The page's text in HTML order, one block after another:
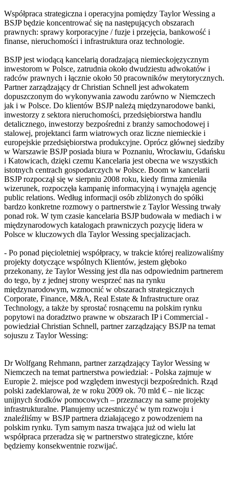
Współpraca strategiczna i operacyjna pomiędzy Taylor Wessing a
BSJP będzie koncentrować się na następujących obszarach
prawnych: sprawy korporacyjne / fuzje i przejęcia, bankowość i
finanse, nieruchomości i infrastruktura oraz technologie.
BSJP jest wiodącą kancelarią doradzającą niemieckojęzycznym
inwestorom w Polsce, zatrudnia około dwudziestu adwokatów i
radców prawnych i łącznie około 50 pracowników merytorycznych.
Partner zarządzający dr Christian Schnell jest adwokatem
dopuszczonym do wykonywania zawodu zarówno w Niemczech
jak i w Polsce. Do klientów BSJP należą międzynarodowe banki,
inwestorzy z sektora nieruchomości, przedsiębiorstwa handlu
detalicznego, inwestorzy bezpośredni z branży samochodowej i
stalowej, projektanci farm wiatrowych oraz liczne niemieckie i
europejskie przedsiębiorstwa produkcyjne. Oprócz głównej siedziby
w Warszawie BSJP posiada biura w Poznaniu, Wrocławiu, Gdańsku
i Katowicach, dzięki czemu Kancelaria jest obecna we wszystkich
istotnych centrach gospodarczych w Polsce. Boom w kancelarii
BSJP rozpoczął się w sierpniu 2008 roku, kiedy firma zmieniła
wizerunek, rozpoczęła kampanię informacyjną i wynajęła agencję
public relations. Według informacji osób zbliżonych do spółki
bardzo konkretne rozmowy o partnerstwie z Taylor Wessing trwały
ponad rok. W tym czasie kancelaria BSJP budowała w mediach i w
międzynarodowych katalogach prawniczych pozycję lidera w
Polsce w kluczowych dla Taylor Wessing specjalizacjach.
- Po ponad pięcioletniej współpracy, w trakcie której realizowaliśmy
projekty dotyczące wspólnych Klientów, jestem głęboko
przekonany, że Taylor Wessing jest dla nas odpowiednim partnerem
do tego, by z jednej strony wesprzeć nas na rynku
międzynarodowym, wzmocnić w obszarach strategicznych
Corporate, Finance, M&A, Real Estate & Infrastructure oraz
Technology, a także by sprostać rosnącemu na polskim rynku
popytowi na doradztwo prawne w obszarach IP i Commercial -
powiedział Christian Schnell, partner zarządzający BSJP na temat
sojuszu z Taylor Wessing:
Dr Wolfgang Rehmann, partner zarządzający Taylor Wessing w
Niemczech na temat partnerstwa powiedział: - Polska zajmuje w
Europie 2. miejsce pod względem inwestycji bezpośrednich. Rząd
polski zadeklarował, że w roku 2009 ok. 70 mld € – nie licząc
unijnych środków pomocowych – przeznaczy na same projekty
infrastrukturalne. Planujemy uczestniczyć w tym rozwoju i
znaleźliśmy w BSJP partnera działającego z powodzeniem na
polskim rynku. Tym samym nasza trwająca już od wielu lat
współpraca przeradza się w partnerstwo strategiczne, które
będziemy konsekwentnie rozwijać.